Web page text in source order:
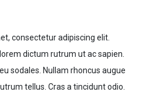
consectetur adipiscing elit.
dictum rutrum ut ac sapien.
sodales. Nullam rhoncus augue
tellus. Cras a tincidunt odio.